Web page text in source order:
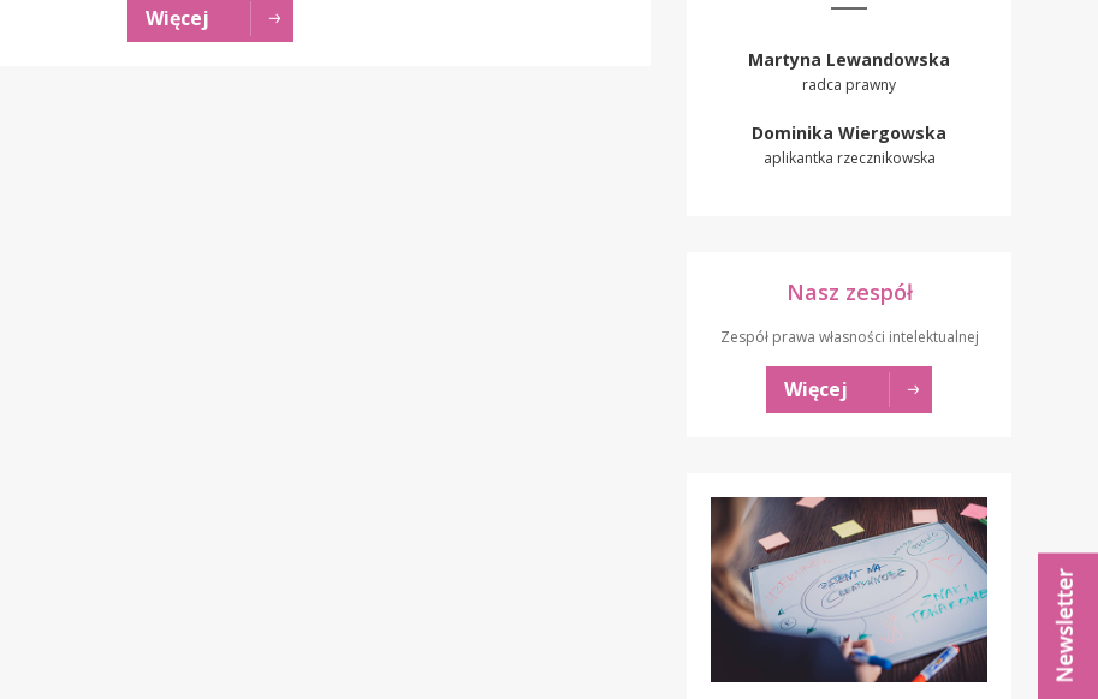
Więcej
Martyna Lewandowska
radca prawny
Dominika Wiergowska
aplikantka rzecznikowska
Nasz zespół
Zespół prawa własności intelektualnej
Więcej